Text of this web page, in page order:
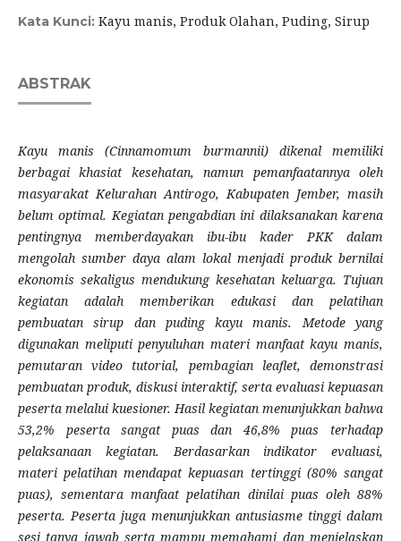
Kata Kunci: Kayu manis, Produk Olahan, Puding, Sirup
ABSTRAK
Kayu manis (Cinnamomum burmannii) dikenal memiliki
berbagai khasiat kesehatan, namun pemanfaatannya oleh
masyarakat Kelurahan Antirogo, Kabupaten Jember, masih
belum optimal. Kegiatan pengabdian ini dilaksanakan karena
pentingnya memberdayakan ibu-ibu kader PKK dalam
mengolah sumber daya alam lokal menjadi produk bernilai
ekonomis sekaligus mendukung kesehatan keluarga. Tujuan
kegiatan adalah memberikan edukasi dan pelatihan
pembuatan sirup dan puding kayu manis. Metode yang
digunakan meliputi penyuluhan materi manfaat kayu manis,
pemutaran video tutorial, pembagian leaflet, demonstrasi
pembuatan produk, diskusi interaktif, serta evaluasi kepuasan
peserta melalui kuesioner. Hasil kegiatan menunjukkan bahwa
53,2% peserta sangat puas dan 46,8% puas terhadap
pelaksanaan kegiatan. Berdasarkan indikator evaluasi,
materi pelatihan mendapat kepuasan tertinggi (80% sangat
puas), sementara manfaat pelatihan dinilai puas oleh 88%
peserta. Peserta juga menunjukkan antusiasme tinggi dalam
sesi tanya jawab serta mampu memahami dan menjelaskan